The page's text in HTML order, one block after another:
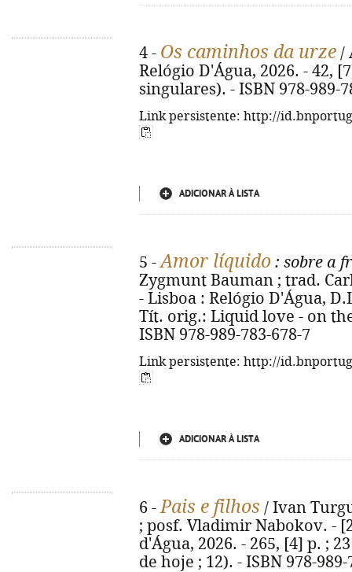
4 - Os caminhos da urze /
Relógio D'Água, 2026. - 42,
singulares). - ISBN 978-989-
Link persistente: http://
ADICIONAR À LISTA
5 -Amor líquido : sobre a
Zygmunt Bauman ; trad.
- Lisboa : Relógio D'Água,
Tít. orig.: Liquid love - on
ISBN 978-989-783-678-7
Link persistente: http://
ADICIONAR À LISTA
6 -Pais e filhos / Ivan
; posf. Vladimir Nabokov. -
d'Água, 2026. - 265, [4] p. ;
de hoje ; 12). - ISBN 978-989-